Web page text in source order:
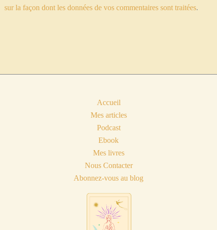
sur la façon dont les données de vos commentaires sont traitées.
Accueil
Mes articles
Podcast
Ebook
Mes livres
Nous Contacter
Abonnez-vous au blog